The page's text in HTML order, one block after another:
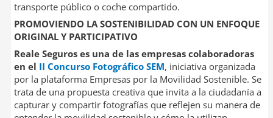
transporte público o coche compartido.
PROMOVIENDO LA SOSTENIBILIDAD CON UN ENFOQUE
ORIGINAL Y PARTICIPATIVO
Reale Seguros es una de las empresas colaboradoras
en el II Concurso Fotográfico SEM, iniciativa organizada
por la plataforma Empresas por la Movilidad Sostenible. Se
trata de una propuesta creativa que invita a la ciudadanía a
capturar y compartir fotografías que reflejen su manera de